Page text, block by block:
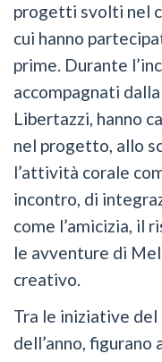
progetti svolti nel
cui hanno
prime. Durante
accompagnati
Libertazzi, hanno
nel progetto, allo
l’attività corale
incontro, di
come l’amicizia, il
le avventure di
creativo.
Tra le iniziative
dell’anno, figurano